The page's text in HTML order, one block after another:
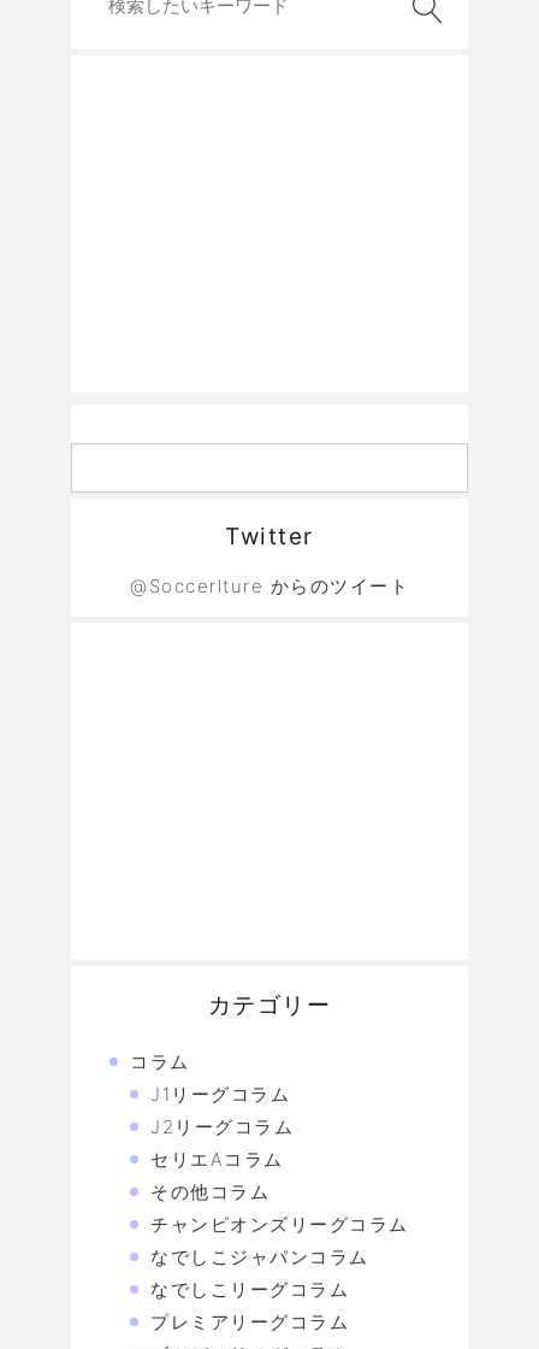
Twitter
@Soccerlture からのツイート
カテゴリー
コラム
J1リーグコラム
J2リーグコラム
セリエAコラム
その他コラム
チャンピオンズリーグコラム
なでしこジャパンコラム
なでしこリーグコラム
プレミアリーグコラム